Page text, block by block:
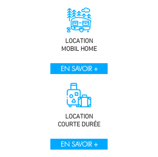
LOCATION
MOBIL HOME
EN SAVOIR +
LOCATION
COURTE DURÉE
EN SAVOIR +